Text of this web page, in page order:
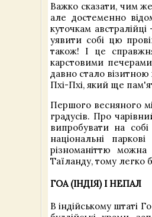
Важко сказати, чим
але достеменно
куточкам
уявити собі цю
також! І це
карстовими
давно стало
Пхі-Пхі, який ще
Першого весняного
градусів. Про
випробувати на
національні
різноманіттю
Таїланду, тому легко
ГОА (ІНДІЯ) І НЕПАЛ
В індійському штаті